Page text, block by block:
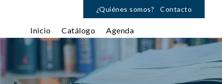
¿Quiénes somos? Contacto
Inicio Catálogo Agenda